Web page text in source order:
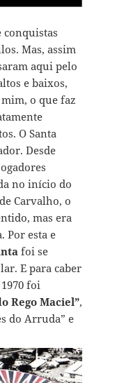
conquistas
Mas, assim
aqui pelo
e baixos,
o que faz
O Santa
Desde
no início do
Carvalho, o
mas era
Por esta e
foi se
E para caber
foi
Rego Maciel”,
do Arruda” e